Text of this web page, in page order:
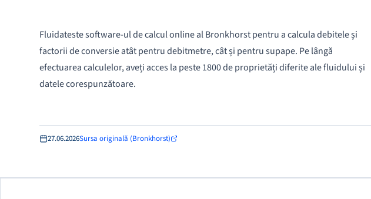
Fluidateste software-ul de calcul online al Bronkhorst pentru a calcula debitele și
factorii de conversie atât pentru debitmetre, cât și pentru supape. Pe lângă
efectuarea calculelor, aveți acces la peste 1800 de proprietăți diferite ale fluidului și
datele corespunzătoare.
27.06.2026Sursa originală (Bronkhorst)